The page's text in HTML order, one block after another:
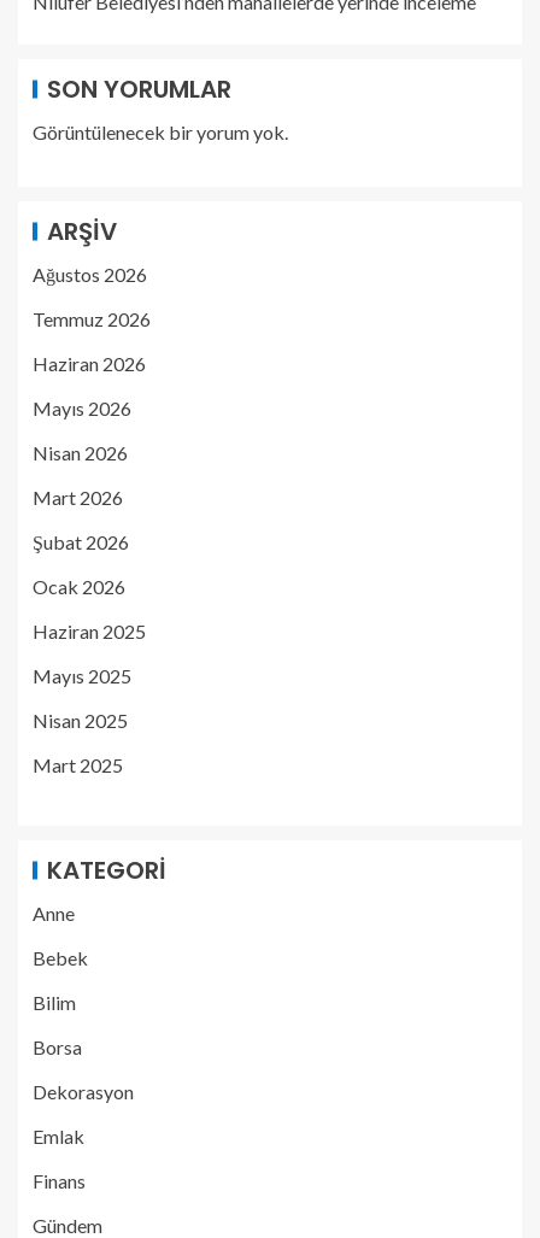
SON YORUMLAR
Görüntülenecek bir yorum yok.
ARŞIV
Ağustos 2026
Temmuz 2026
Haziran 2026
Mayıs 2026
Nisan 2026
Mart 2026
Şubat 2026
Ocak 2026
Haziran 2025
Mayıs 2025
Nisan 2025
Mart 2025
KATEGORI
Anne
Bebek
Bilim
Borsa
Dekorasyon
Emlak
Finans
Gündem